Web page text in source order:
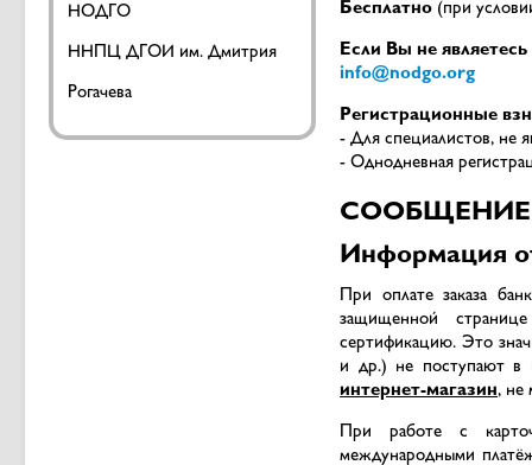
НОДГО
ННПЦ ДГОИ им. Дмитрия
Рогачева
Бесплатно (при
Если Вы не
info@nodgo.org
Регистрационные
- Для специалистов, не
- Однодневная
Информация
При оплате заказа
защищенной
сертификацию. Это
и др.) не поступают в
интернет-магазин, не
При работе с
международными